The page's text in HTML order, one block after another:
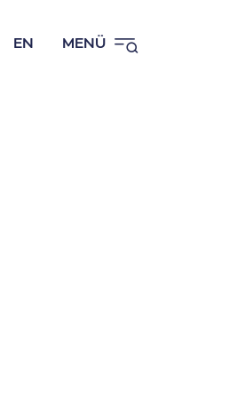
EN MENÜ